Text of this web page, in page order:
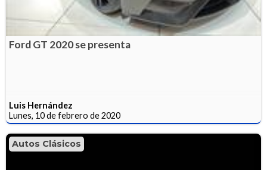
Ford GT 2020 se presenta
Luis Hernández
Lunes, 10 de febrero de 2020
Autos Clásicos